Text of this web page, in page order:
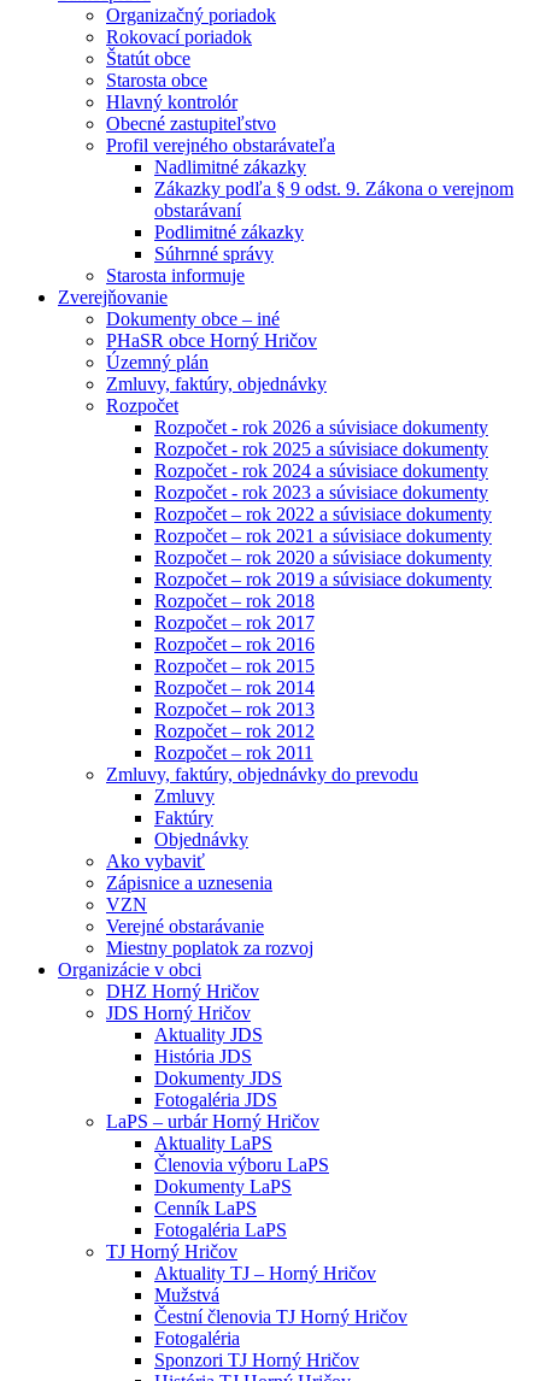
Organizačný poriadok
Rokovací poriadok
Štatút obce
Starosta obce
Hlavný kontrolór
Obecné zastupiteľstvo
Profil verejného obstarávateľa
Nadlimitné zákazky
Zákazky podľa § 9 odst. 9. Zákona o verejnom
obstarávaní
Podlimitné zákazky
Súhrnné správy
Starosta informuje
Zverejňovanie
Dokumenty obce – iné
PHaSR obce Horný Hričov
Územný plán
Zmluvy, faktúry, objednávky
Rozpočet
Rozpočet - rok 2026 a súvisiace dokumenty
Rozpočet - rok 2025 a súvisiace dokumenty
Rozpočet - rok 2024 a súvisiace dokumenty
Rozpočet - rok 2023 a súvisiace dokumenty
Rozpočet – rok 2022 a súvisiace dokumenty
Rozpočet – rok 2021 a súvisiace dokumenty
Rozpočet – rok 2020 a súvisiace dokumenty
Rozpočet – rok 2019 a súvisiace dokumenty
Rozpočet – rok 2018
Rozpočet – rok 2017
Rozpočet – rok 2016
Rozpočet – rok 2015
Rozpočet – rok 2014
Rozpočet – rok 2013
Rozpočet – rok 2012
Rozpočet – rok 2011
Zmluvy, faktúry, objednávky do prevodu
Zmluvy
Faktúry
Objednávky
Ako vybaviť
Zápisnice a uznesenia
VZN
Verejné obstarávanie
Miestny poplatok za rozvoj
Organizácie v obci
DHZ Horný Hričov
JDS Horný Hričov
Aktuality JDS
História JDS
Dokumenty JDS
Fotogaléria JDS
LaPS – urbár Horný Hričov
Aktuality LaPS
Členovia výboru LaPS
Dokumenty LaPS
Cenník LaPS
Fotogaléria LaPS
TJ Horný Hričov
Aktuality TJ – Horný Hričov
Mužstvá
Čestní členovia TJ Horný Hričov
Fotogaléria
Sponzori TJ Horný Hričov